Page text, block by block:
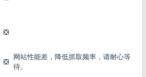
❎
❎ 网站性能差，降低抓取频率，请耐心等
待。